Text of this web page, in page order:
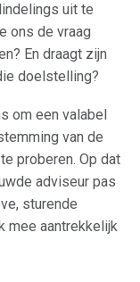
uit te
ons de vraag
En draagt zijn
doelstelling?
om een valabel
van de
proberen. Op dat
adviseur pas
sturende
mee aantrekkelijk